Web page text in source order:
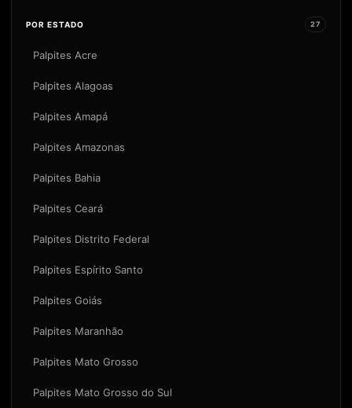
POR ESTADO 27
Palpites Acre
Palpites Alagoas
Palpites Amapá
Palpites Amazonas
Palpites Bahia
Palpites Ceará
Palpites Distrito Federal
Palpites Espírito Santo
Palpites Goiás
Palpites Maranhão
Palpites Mato Grosso
Palpites Mato Grosso do Sul